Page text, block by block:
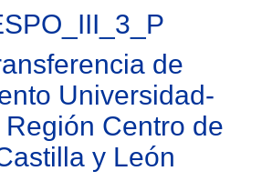
de
Universidad-
Centro de
y León